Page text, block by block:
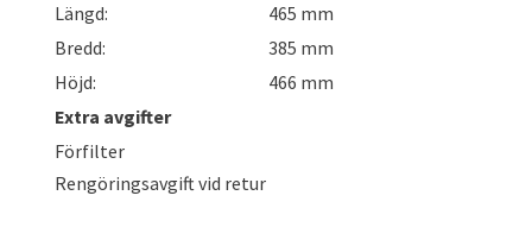
Längd:
465 mm
Bredd:
385 mm
Höjd:
466 mm
Extra avgifter
Förfilter
Rengöringsavgift vid retur